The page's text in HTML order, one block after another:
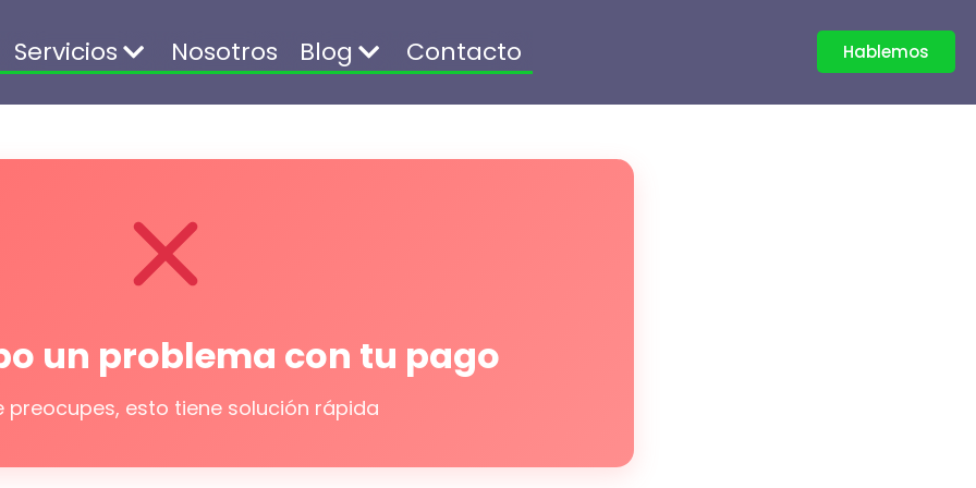
Servicios Nosotros Blog Contacto Hablemos
un problema con tu pago
preocupes, esto tiene solución rápida